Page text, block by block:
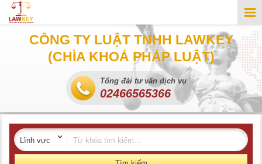
CÔNG TY LUẬT TNHH LAWKEY
(CHÌA KHOÁ PHÁP LUẬT)
Tổng đài tư vấn dịch vụ
02466565366